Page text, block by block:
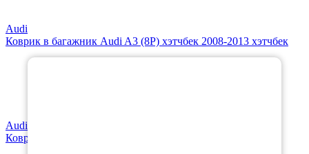
Audi
Коврик в багажник Audi A3 (8P) хэтчбек 2008-2013 хэтчбек
Audi
Коврики в салон Audi A3 8V 2012-н.в.